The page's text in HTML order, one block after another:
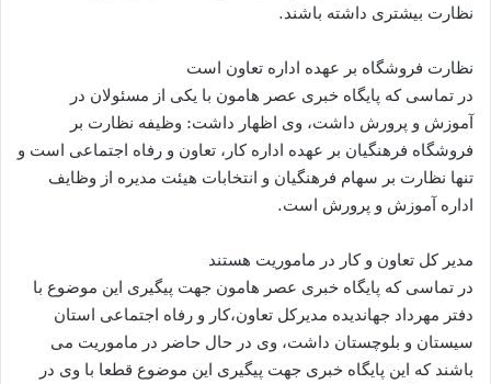
نظارت بیشتری داشته باشند.
نظارت فروشگاه بر عهده اداره تعاون است
در تماسی که پایگاه خبری عصر هامون با یکی از مسئولان در
آموزش و پرورش داشت، وی اظهار داشت: وظیفه نظارت بر
فروشگاه فرهنگیان بر عهده اداره کار، تعاون و رفاه اجتماعی است و
تنها نظارت بر سهام فرهنگیان و انتخابات هیئت مدیره از وظایف
اداره آموزش و پرورش است.
مدیر کل تعاون و کار در ماموریت هستند
در تماسی که پایگاه خبری عصر هامون جهت پیگیری این موضوع با
دفتر مهرداد جهاندیده مدیرکل تعاون،کار و رفاه اجتماعی استان
سیستان و بلوچستان داشت، وی در حال حاضر در ماموریت می
باشند که این پایگاه خبری جهت پیگیری این موضوع قطعا با وی در